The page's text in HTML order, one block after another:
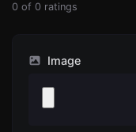
0 of 0 ratings
Image